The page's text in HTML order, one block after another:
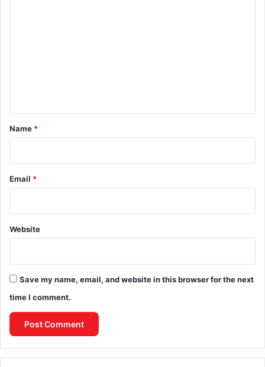
*
Name *
Email *
Website
Save my name, email, and website in this browser for the next
time I comment.